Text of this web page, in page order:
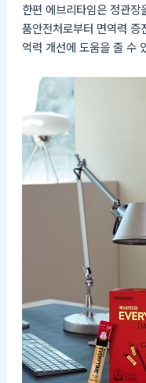
한편 에브리타임은 정관
품안전처로부터 면역력
억력 개선에 도움을 줄 수